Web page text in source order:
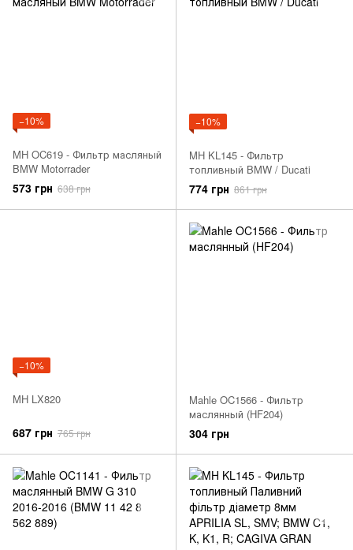
−10%
MH OC619 - Фильтр масляный
BMW Motorrader
573 грн 638 грн
−10%
MH KL145 - Фильтр
топливный BMW / Ducati
774 грн 861 грн
−10%
MH LX820
687 грн 765 грн
Mahle OC1566 - Фильтр
маслянный (HF204)
304 грн